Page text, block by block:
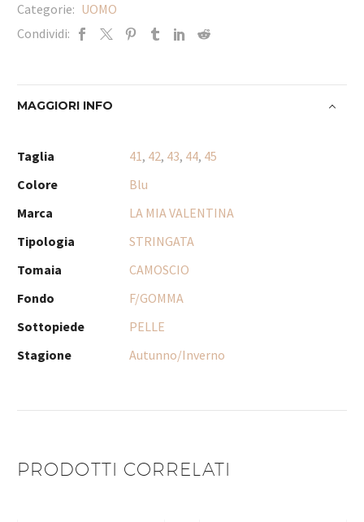
Categorie: UOMO
Condividi:
MAGGIORI INFO
Taglia 41, 42, 43, 44, 45
Colore
Blu
Marca
LA MIA VALENTINA
Tipologia
STRINGATA
Tomaia
CAMOSCIO
Fondo
F/GOMMA
Sottopiede
PELLE
Stagione
Autunno/Inverno
PRODOTTI CORRELATI